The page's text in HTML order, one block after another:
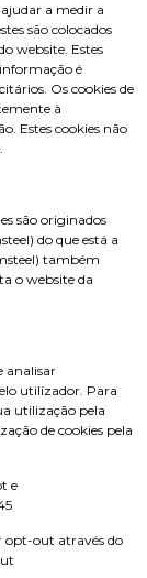
a medir a
são colocados
website. Estes
é
Os cookies de
à
Estes cookies não
são originados
do que está a
também
o website da
analisar
utilizador. Para
utilização pela
de cookies pela
e
opt-out através do